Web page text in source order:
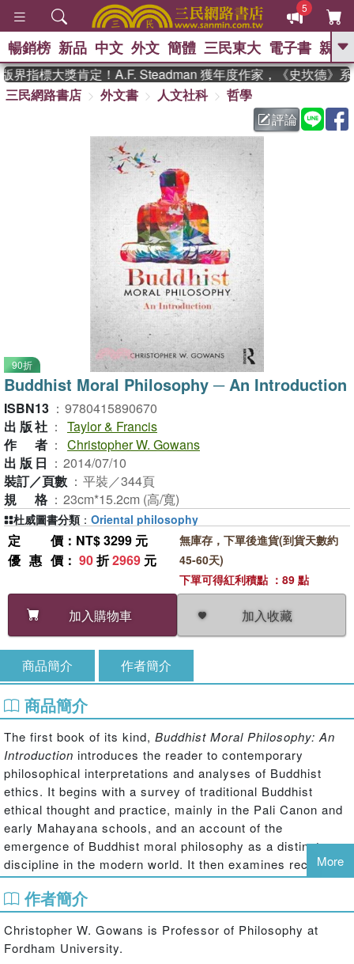
5
GO
熱搜： 東野圭吾 、
父親節 、 如果歷
暑期推薦 、 國際布克
獎 臺灣漫遊錄
方念華
登輝時代
、 數學女孩：黎曼猜想
偉大的迷走神經
暢銷榜 新品 中文 外文 簡體 三民東大 電子書 親子
指標大獎肯定！A.F. Steadman 獲年度作家，《史坎德》系
三民網路書店
外文書 人文社科
哲學
評論
90折
Buddhist Moral Philosophy ─ An Introduction
ISBN13 ： 9780415890670
出版社 ： Taylor & Francis
作者 ： Christopher W. Gowans
出版日 ： 2014/07/10
裝訂／頁數 ： 平裝／344頁
規格 ： 23cm*15.2cm (高/寬)
定價 ：NT$ 3299 元
優惠價 ： 90折2969 元
加入購物車 加入收藏
無庫存，下單後進貨(到貨天數約
45-60天)
下單可得紅利積點 ：89 點
杜威圖書分類 ： Oriental philosophy
商品簡介 作者簡介
商品簡介
The first book of its kind, Buddhist Moral Philosophy: An
Introduction introduces the reader to contemporary
philosophical interpretations and analyses of Buddhist
ethics. It begins with a survey of traditional Buddhist
ethical thought and practice, mainly in the Pali Canon and
early Mahayana schools, and an account of the
emergence of Buddhist moral philosophy as a distinct
discipline in the modern world. It then examines recent
debates about karma, rebirth and nirvana, well-being,
normative ethics, moral objectivity, moral psychology, and
book also introduces the reader to philosophical
discussions of topics in socially engaged Buddhism such
More
作者簡介
Christopher W. Gowans is Professor of Philosophy at
Fordham University.